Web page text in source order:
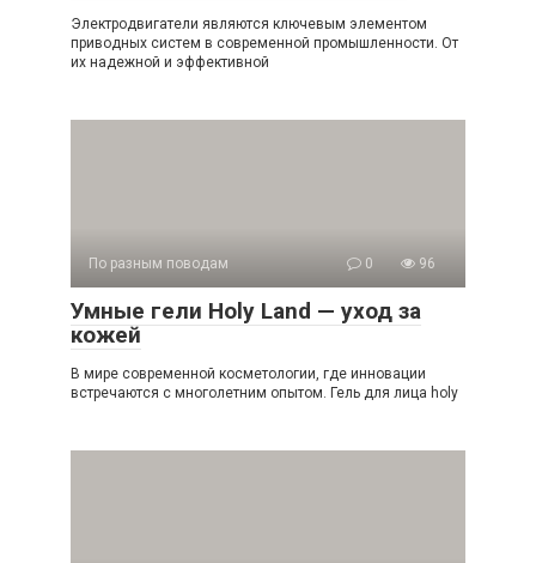
Электродвигатели являются ключевым элементом
приводных систем в современной промышленности. От
их надежной и эффективной
По разным поводам 0 96
Умные гели Holy Land — уход за
кожей
В мире современной косметологии, где инновации
встречаются с многолетним опытом. Гель для лица holy